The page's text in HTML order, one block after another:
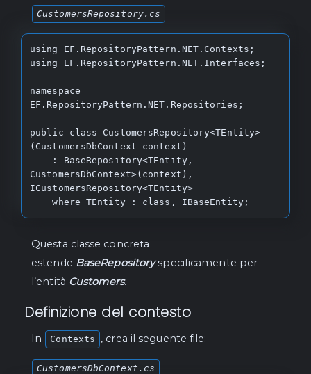
to add.</param>
    void AddRange(IEnumerable<TEntity>
entities);
    /// <summary>
asynchronously.
    /// </summary>
to add.</param>
    /// <param name="cancellationToken">The
cancellation token.</param>
    Task AddRangeAsync(IEnumerable<TEntity>
entities, CancellationToken
cancellationToken = default);
    /// Updates an existing entity
synchronously.
    /// <param name="oldEntity">The old
    /// <param name="newEntity">The new
    void Update(TEntity oldEntity, TEntity
CustomersRepository.cs
using EF.RepositoryPattern.NET.Contexts;
using EF.RepositoryPattern.NET.Interfaces;
namespace
EF.RepositoryPattern.NET.Repositories;
public class CustomersRepository<TEntity>
(CustomersDbContext context)
CustomersDbContext>(context),
ICustomersRepository<TEntity>
    where TEntity : class, IBaseEntity;
Questa classe concreta
estende BaseRepositoryspecificamente per
l’entità Customers.
Definizione del contesto
In Contexts , crea il seguente file:
CustomersDbContext.cs